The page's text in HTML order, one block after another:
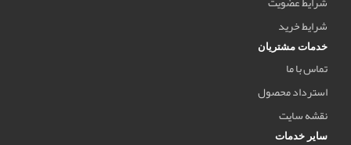
شرایط خرید
خدمات مشتریان
تماس با ما
استرداد محصول
نقشه سایت
سایر خدمات